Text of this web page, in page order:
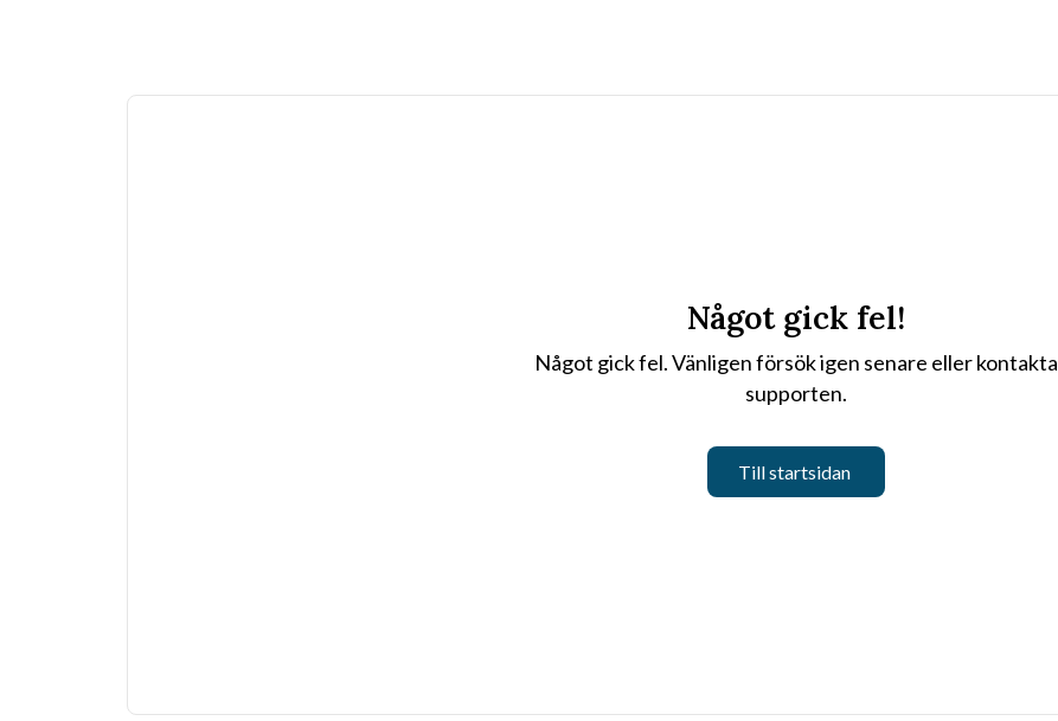
Något gick fel!
Något gick fel. Vänligen försök igen senare eller kontakta
supporten.
Till startsidan